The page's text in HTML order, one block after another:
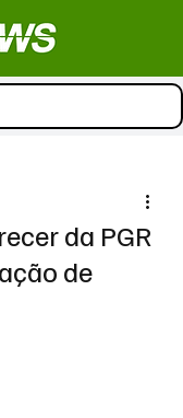
da PGR
de